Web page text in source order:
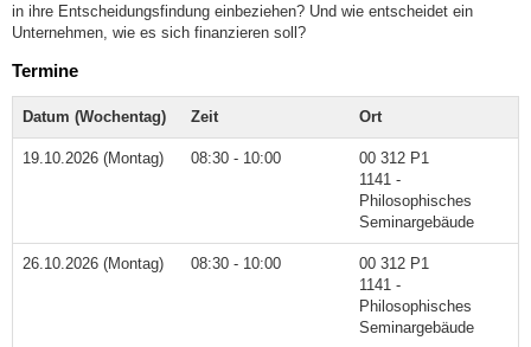
in ihre Entscheidungsfindung einbeziehen? Und wie entscheidet ein
Unternehmen, wie es sich finanzieren soll?
Termine
Datum (Wochentag) Zeit Ort
19.10.2026 (Montag) 08:30 - 10:00
00 312 P1
1141 -
Philosophisches
Seminargebäude
26.10.2026 (Montag) 08:30 - 10:00
00 312 P1
1141 -
Philosophisches
Seminargebäude